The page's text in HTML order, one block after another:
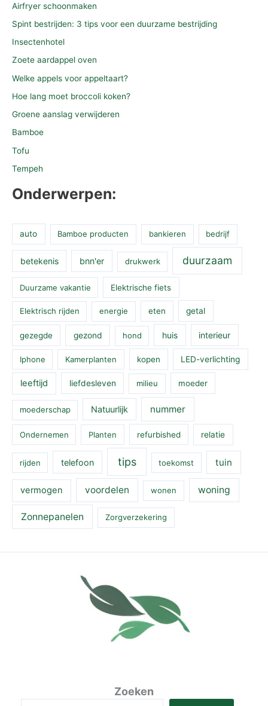
Airfryer schoonmaken
Spint bestrijden: 3 tips voor een duurzame bestrijding
Insectenhotel
Zoete aardappel oven
Welke appels voor appeltaart?
Hoe lang moet broccoli koken?
Groene aanslag verwijderen
Bamboe
Tofu
Tempeh
Onderwerpen:
auto Bamboe producten bankieren bedrijf
betekenis bnn'er drukwerk duurzaam
Duurzame vakantie Elektrische fiets
Elektrisch rijden energie eten getal
gezegde gezond hond huis interieur
Iphone Kamerplanten kopen LED-verlichting
leeftijd liefdesleven milieu moeder
moederschap Natuurlijk nummer
Ondernemen Planten refurbished relatie
rijden telefoon tips toekomst tuin
vermogen voordelen wonen woning
Zonnepanelen Zorgverzekering
Zoeken